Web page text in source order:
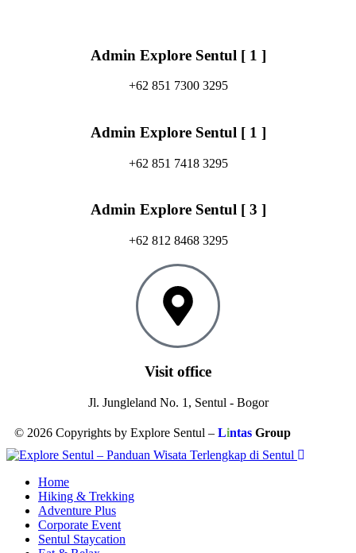
Admin Explore Sentul [ 1 ]
+62 851 7300 3295
Admin Explore Sentul [ 1 ]
+62 851 7418 3295
Admin Explore Sentul [ 3 ]
+62 812 8468 3295
Visit office
Jl. Jungleland No. 1, Sentul - Bogor
© 2026 Copyrights by Explore Sentul – Lintas Group
Home
Hiking & Trekking
Adventure Plus
Corporate Event
Sentul Staycation